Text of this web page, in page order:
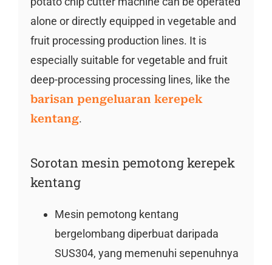
alone or directly equipped in vegetable and
fruit processing production lines. It is
especially suitable for vegetable and fruit
deep-processing processing lines, like the
barisan pengeluaran kerepek
kentang.
Sorotan mesin pemotong kerepek
kentang
Mesin pemotong kentang
bergelombang diperbuat daripada
SUS304, yang memenuhi sepenuhnya